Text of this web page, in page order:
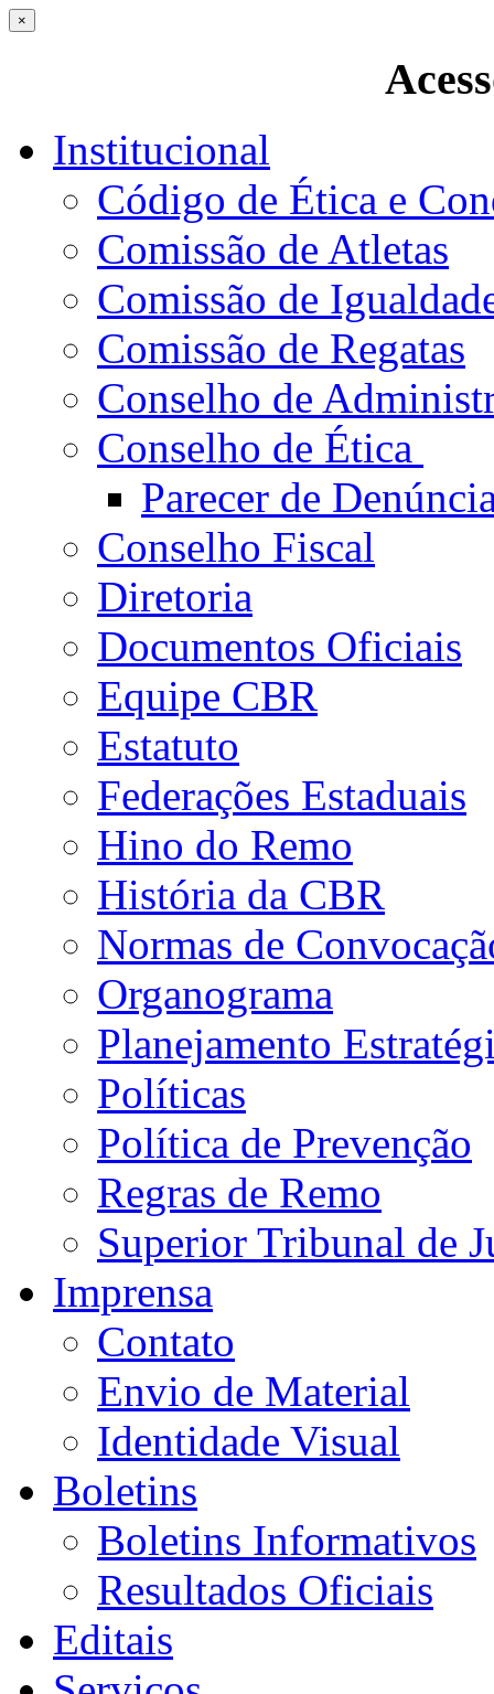
×
Institucional
Código de Ética e
Comissão de Atletas
Comissão de
Comissão de Regatas
Conselho de
Conselho de Ética
Parecer de
Conselho Fiscal
Diretoria
Documentos Oficiais
Equipe CBR
Estatuto
Federações Estaduais
Hino do Remo
História da CBR
Normas de
Organograma
Planejamento
Políticas
Política de Prevenção
Regras de Remo
Superior Tribunal de
Imprensa
Contato
Envio de Material
Identidade Visual
Boletins
Boletins Informativos
Resultados Oficiais
Editais